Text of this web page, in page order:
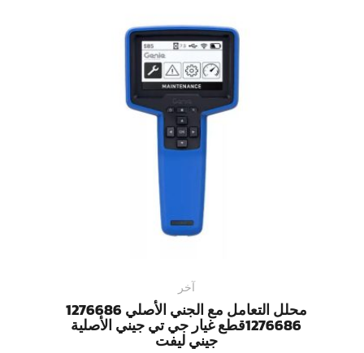
محلل التعامل مع الجني الأصلي 1276686
1276686قطع غيار جي تي جيني الأصلية
جيني ليفت